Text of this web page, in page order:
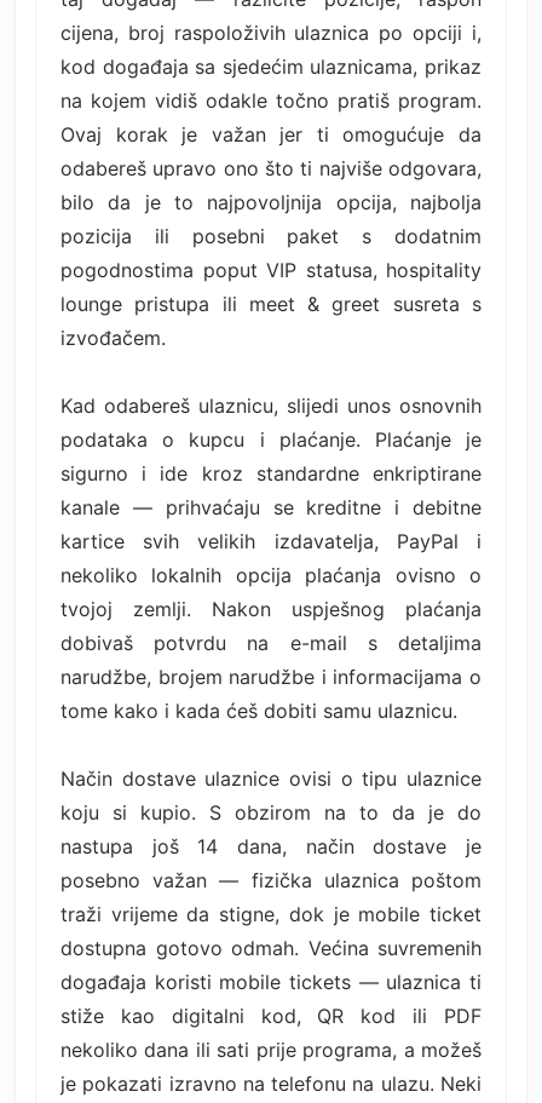
cijena, broj raspoloživih ulaznica po opciji i,
kod događaja sa sjedećim ulaznicama, prikaz
na kojem vidiš odakle točno pratiš program.
Ovaj korak je važan jer ti omogućuje da
odabereš upravo ono što ti najviše odgovara,
bilo da je to najpovoljnija opcija, najbolja
pozicija ili posebni paket s dodatnim
pogodnostima poput VIP statusa, hospitality
lounge pristupa ili meet & greet susreta s
izvođačem.
Kad odabereš ulaznicu, slijedi unos osnovnih
podataka o kupcu i plaćanje. Plaćanje je
sigurno i ide kroz standardne enkriptirane
kanale — prihvaćaju se kreditne i debitne
kartice svih velikih izdavatelja, PayPal i
nekoliko lokalnih opcija plaćanja ovisno o
tvojoj zemlji. Nakon uspješnog plaćanja
dobivaš potvrdu na e-mail s detaljima
narudžbe, brojem narudžbe i informacijama o
tome kako i kada ćeš dobiti samu ulaznicu.
Način dostave ulaznice ovisi o tipu ulaznice
koju si kupio. S obzirom na to da je do
nastupa još 14 dana, način dostave je
posebno važan — fizička ulaznica poštom
traži vrijeme da stigne, dok je mobile ticket
dostupna gotovo odmah. Većina suvremenih
događaja koristi mobile tickets — ulaznica ti
stiže kao digitalni kod, QR kod ili PDF
nekoliko dana ili sati prije programa, a možeš
je pokazati izravno na telefonu na ulazu. Neki